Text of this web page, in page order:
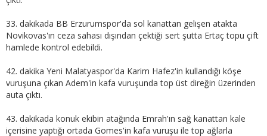
33. dakikada BB Erzurumspor'da sol kanattan gelişen atakta
Novikovas'ın ceza sahası dışından çektiği sert şutta Ertaç topu çift
hamlede kontrol edebildi.
42. dakika Yeni Malatyaspor'da Karim Hafez'in kullandığı köşe
vuruşuna çıkan Adem'in kafa vuruşunda top üst direğin üzerinden
auta çıktı.
43. dakikada konuk ekibin atağında Emrah'ın sağ kanattan kale
içerisine yaptığı ortada Gomes'in kafa vuruşu ile top ağlarla